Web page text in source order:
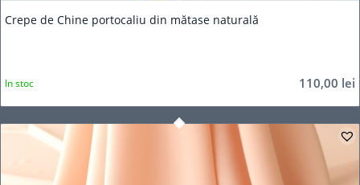
Crepe de Chine portocaliu din mătase naturală
110,00 lei
In stoc